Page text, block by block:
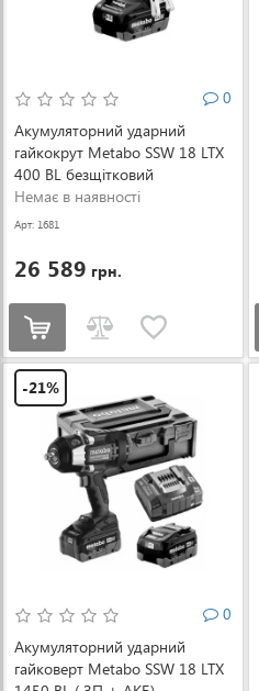
0
Акумуляторний ударний
гайкокрут Metabo SSW 18 LTX
400 BL безщітковий
(602205660)
Немає в наявності
Арт: 1681
26 589 грн.
-21%
0
Акумуляторний ударний
гайковерт Metabo SSW 18 LTX